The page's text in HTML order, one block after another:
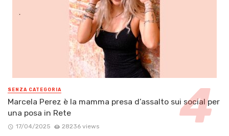
SENZA CATEGORIA
Marcela Perez è la mamma presa d’assalto sui social per
una posa in Rete
17/04/2025 28236 views